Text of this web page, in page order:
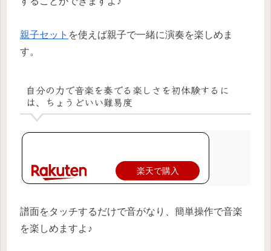
親子セット を使えば親子で一緒に演奏を楽しめま
す。
自分の力で音楽を奏でる楽しさを初体験するに
は、ちょうどいい難易度
楽天で購入
譜面をタッチするだけで音がなり、簡単操作で音楽
を楽しめますよ♪